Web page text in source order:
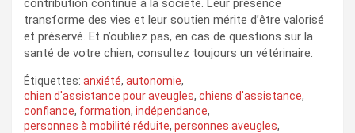
contribution continue à la société. Leur présence
transforme des vies et leur soutien mérite d’être valorisé
et préservé. Et n’oubliez pas, en cas de questions sur la
santé de votre chien, consultez toujours un vétérinaire.
Étiquettes: anxiété, autonomie,
chien d'assistance pour aveugles, chiens d'assistance,
confiance, formation, indépendance,
personnes à mobilité réduite, personnes aveugles,